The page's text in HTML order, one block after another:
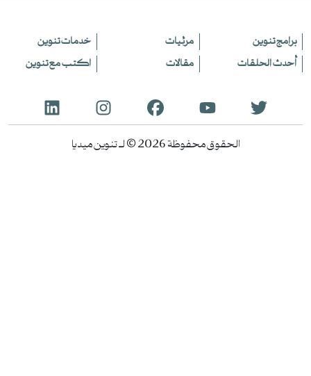
برامج تنوين مرئيات
خدمات تنوين
أحدث الحلقات
مقالات اكتب مع تنوين
الحقوق محفوظة 2026 © لـ تنوين ميديا